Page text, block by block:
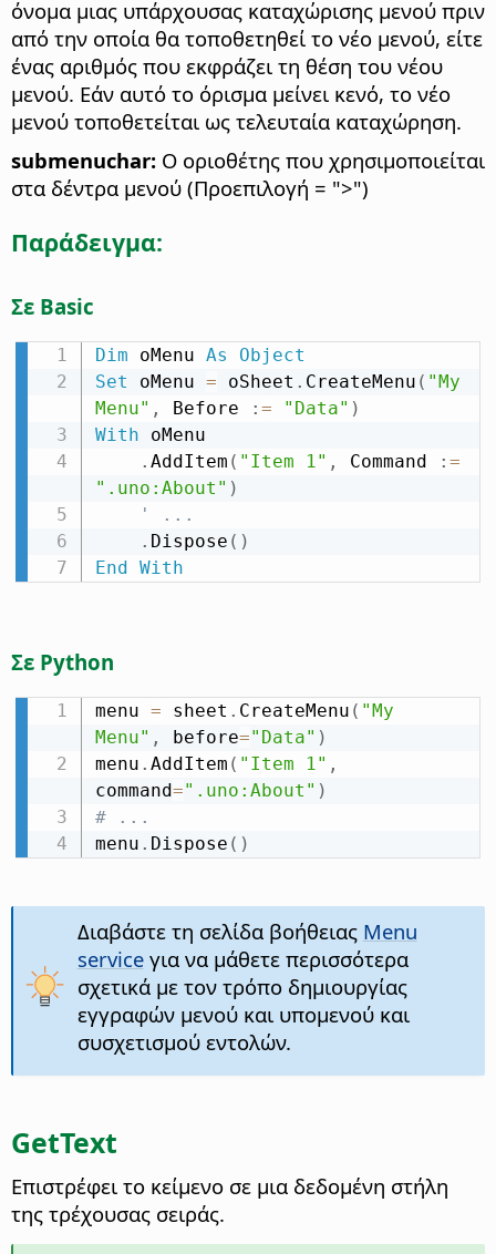
όνομα μιας υπάρχουσας καταχώρισης μενού πριν
από την οποία θα τοποθετηθεί το νέο μενού, είτε
ένας αριθμός που εκφράζει τη θέση του νέου
μενού. Εάν αυτό το όρισμα μείνει κενό, το νέο
μενού τοποθετείται ως τελευταία καταχώρηση.
submenuchar: Ο οριοθέτης που χρησιμοποιείται
στα δέντρα μενού (Προεπιλογή = ">")
Παράδειγμα:
Σε Basic
Dim oMenu As
Object
Set oMenu = oSheet . CreateMenu ( "My
Menu" , Before : = "Data" )
With oMenu
. AddItem ( "Item 1" , Command : =
".uno:About" )
' ...
. Dispose ( )
End With
Σε Python
menu = sheet . CreateMenu ( "My
Menu" , before="Data" )
menu . AddItem ( "Item 1" ,
command=".uno:About" )
# ...
menu . Dispose ( )
Διαβάστε τη σελίδα βοήθειας Menu
serviceγια να μάθετε περισσότερα
σχετικά με τον τρόπο δημιουργίας
εγγραφών μενού και υπομενού και
συσχετισμού εντολών.
GetText
Επιστρέφει το κείμενο σε μια δεδομένη στήλη
της τρέχουσας σειράς.